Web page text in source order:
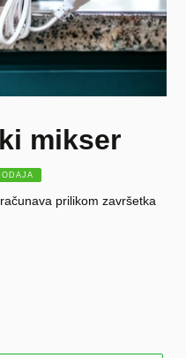
mikser
prilikom završetka